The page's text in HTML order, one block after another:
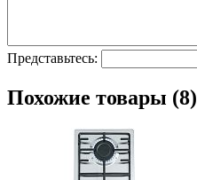
Представьтесь:
Похожие товары (8)